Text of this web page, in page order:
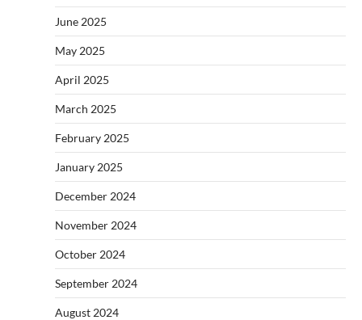
June 2025
May 2025
April 2025
March 2025
February 2025
January 2025
December 2024
November 2024
October 2024
September 2024
August 2024